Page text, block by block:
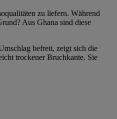
zu liefern. Während
Aus Ghana sind diese
befreit, zeigt sich die
trockener Bruchkante. Sie